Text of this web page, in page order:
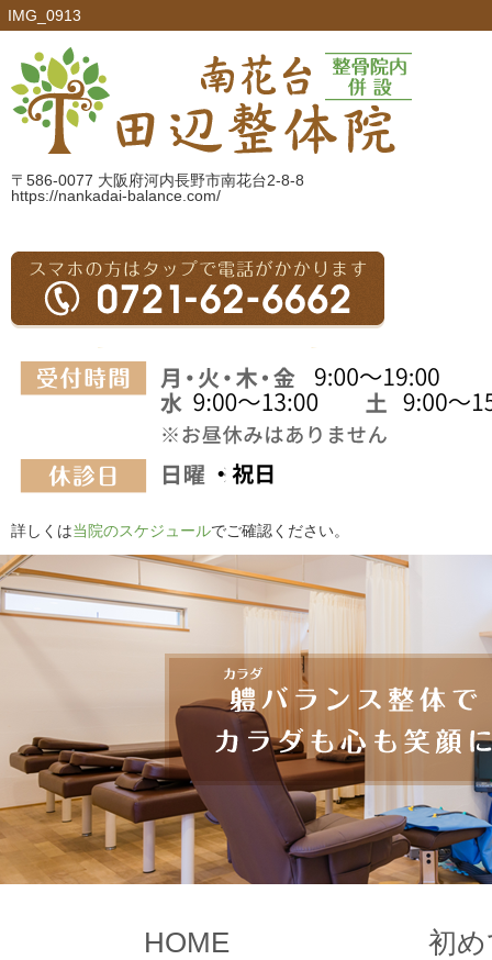
IMG_0913
〒586-0077 大阪府河内長野市南花台2-8-8
https://nankadai-balance.com/
詳しくは当院のスケジュールでご確認ください。
HOME 初